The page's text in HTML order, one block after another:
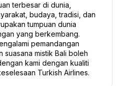
terbesar di dunia,
budaya, tradisi, dan
tumpuan dunia
yang berkembang.
pemandangan
suasana mistik Bali boleh
kami dengan kualiti
Turkish Airlines.